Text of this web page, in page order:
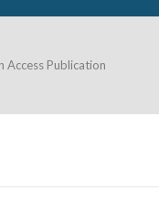
Access Publication